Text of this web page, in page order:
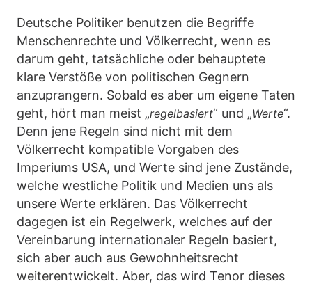
Deutsche Politiker benutzen die Begriffe
Menschenrechte und Völkerrecht, wenn es
darum geht, tatsächliche oder behauptete
klare Verstöße von politischen Gegnern
anzuprangern. Sobald es aber um eigene Taten
geht, hört man meist „regelbasiert“ und „Werte“.
Denn jene Regeln sind nicht mit dem
Völkerrecht kompatible Vorgaben des
Imperiums USA, und Werte sind jene Zustände,
welche westliche Politik und Medien uns als
unsere Werte erklären. Das Völkerrecht
dagegen ist ein Regelwerk, welches auf der
Vereinbarung internationaler Regeln basiert,
sich aber auch aus Gewohnheitsrecht
weiterentwickelt. Aber, das wird Tenor dieses